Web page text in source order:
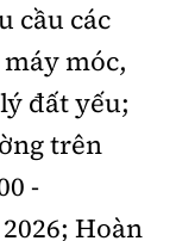
cầu các
móc,
đất yếu;
trên
-
Hoàn